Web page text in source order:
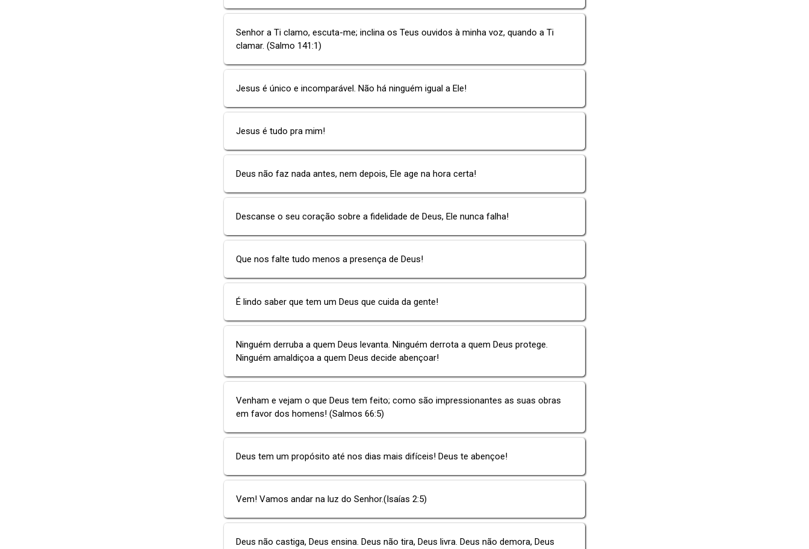
Senhor a Ti clamo, escuta-me; inclina os Teus ouvidos à minha voz, quando a Ti
clamar. (Salmo 141:1)
Jesus é único e incomparável. Não há ninguém igual a Ele!
Jesus é tudo pra mim!
Deus não faz nada antes, nem depois, Ele age na hora certa!
Descanse o seu coração sobre a fidelidade de Deus, Ele nunca falha!
Que nos falte tudo menos a presença de Deus!
É lindo saber que tem um Deus que cuida da gente!
Ninguém derruba a quem Deus levanta. Ninguém derrota a quem Deus protege.
Ninguém amaldiçoa a quem Deus decide abençoar!
Venham e vejam o que Deus tem feito; como são impressionantes as suas obras
em favor dos homens! (Salmos 66:5)
Deus tem um propósito até nos dias mais difíceis! Deus te abençoe!
Vem! Vamos andar na luz do Senhor.(Isaías 2:5)
Deus não castiga, Deus ensina. Deus não tira, Deus livra. Deus não demora, Deus